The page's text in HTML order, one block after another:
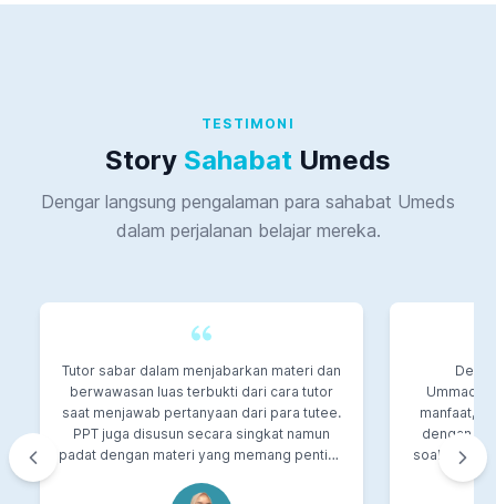
TESTIMONI
Story Sahabat Umeds
Dengar langsung pengalaman para sahabat Umeds
dalam perjalanan belajar mereka.
Tutor sabar dalam menjabarkan materi dan
berwawasan luas terbukti dari cara tutor
saat menjawab pertanyaan dari para tutee.
PPT juga disusun secara singkat namun
padat dengan materi yang memang penting
dapat memudahkan saat dibaca untuk
manfaat,
dengan
soal yang
yang